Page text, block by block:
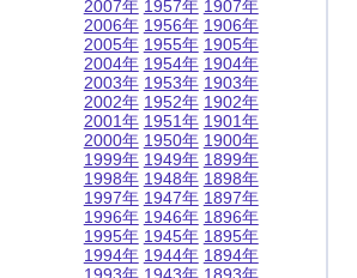
2007年
2006年
2005年
2004年
2003年
2002年
2001年
2000年
1999年
1998年
1997年
1996年
1995年
1994年
1957年
1956年
1955年
1954年
1953年
1952年
1951年
1950年
1949年
1948年
1947年
1946年
1945年
1944年
1907年
1906年
1905年
1904年
1903年
1902年
1901年
1900年
1899年
1898年
1897年
1896年
1895年
1894年